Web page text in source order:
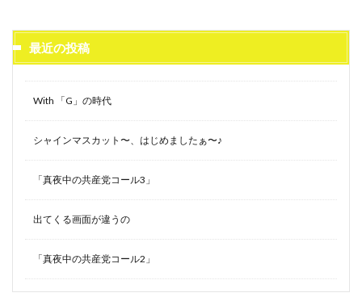
最近の投稿
With 「G」の時代
シャインマスカット〜、はじめましたぁ〜♪
「真夜中の共産党コール3」
出てくる画面が違うの
「真夜中の共産党コール2」